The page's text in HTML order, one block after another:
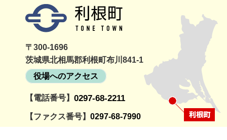
〒300-1696
茨城県北相馬郡利根町布川841-1
役場へのアクセス
【電話番号】 0297-68-2211
【ファクス番号】 0297-68-7990
町民活動情報サイト
とねっと
詳
利根町社
会